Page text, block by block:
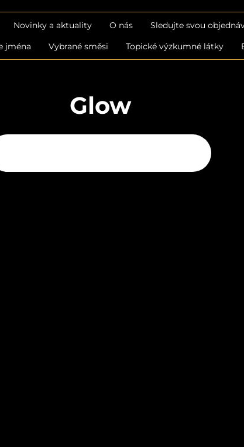
Novinky a aktuality O nás Sledujte svou
jména Vybrané směsi Topické výzkumné látky
Glow